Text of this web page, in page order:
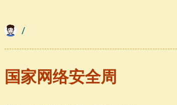
/
国家网络安全周